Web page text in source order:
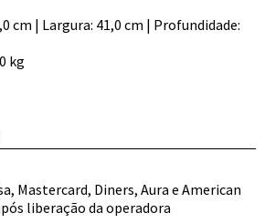
cm | Largura: 41,0 cm | Profundidade:
kg
Mastercard, Diners, Aura e American
liberação da operadora